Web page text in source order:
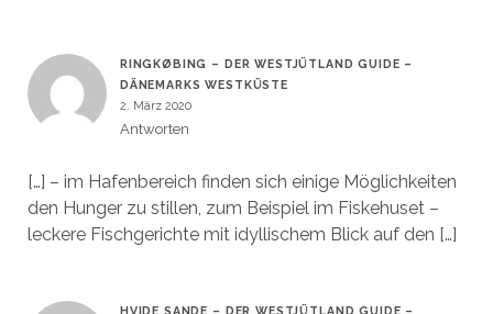
RINGKØBING – DER WESTJÜTLAND GUIDE –
DÄNEMARKS WESTKÜSTE
2. März 2020
Antworten
[…] – im Hafenbereich finden sich einige Möglichkeiten
den Hunger zu stillen, zum Beispiel im Fiskehuset –
leckere Fischgerichte mit idyllischem Blick auf den […]
HVIDE SANDE – DER WESTJÜTLAND GUIDE –